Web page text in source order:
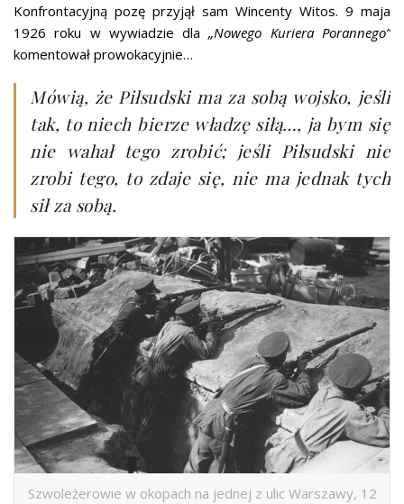
Konfrontacyjną pozę przyjął sam Wincenty Witos. 9 maja
1926 roku w wywiadzie dla„Nowego Kuriera Porannego”
komentował prowokacyjnie…
Mówią, że Piłsudski ma za sobą wojsko, jeśli
tak, to niech bierze władzę siłą…, ja bym się
nie wahał tego zrobić; jeśli Piłsudski nie
zrobi tego, to zdaje się, nie ma jednak tych
sił za sobą.
Szwoleżerowie w okopach na jednej z ulic Warszawy, 12